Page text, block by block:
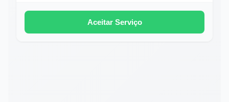
Aceitar Serviço